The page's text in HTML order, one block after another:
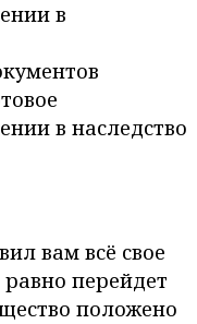
в
в наследство
вам всё свое
равно перейдет
положено